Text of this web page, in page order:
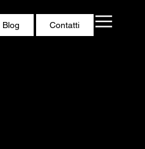
Blog Contatti